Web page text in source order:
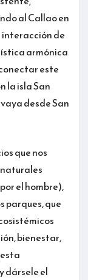
al Callao en
de
armónica
este
la isla San
desde San
que nos
el hombre),
parques, que
bienestar,
dársele el